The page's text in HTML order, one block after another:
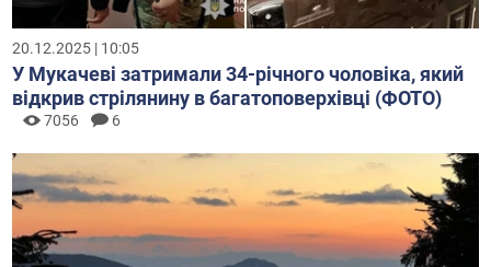
20.12.2025 | 10:05
У Мукачеві затримали 34-річного чоловіка, який
відкрив стрілянину в багатоповерхівці (ФОТО)
7056 6